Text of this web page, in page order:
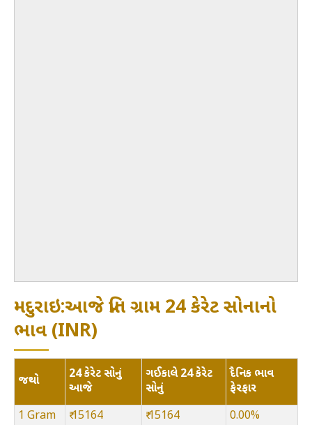
મદુરાઇ:આજે પ્રતિ ગ્રામ 24 કેરેટ સોનાનો
ભાવ (INR)
જથ્થો
24 કેરેટ સોનું
આજે
ગઈકાલે 24 કેરેટ
સોનું
દૈનિક ભાવ
ફેરફાર
1 Gram
₹ 15164 ₹ 15164
0.00%